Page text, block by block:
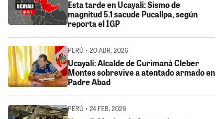
Esta tarde en Ucayali: Sismo de
magnitud 5.1 sacude Pucallpa, según
reporta el IGP
PERÚ • 20 ABR, 2026
Ucayali: Alcalde de Curimaná Cleber
Montes sobrevive a atentado armado en
Padre Abad
PERÚ • 24 FEB, 2026